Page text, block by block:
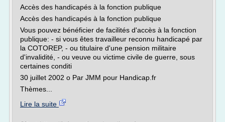
Accès des handicapés à la fonction publique
Accès des handicapés à la fonction publique
Vous pouvez bénéficier de facilités d'accès à la fonction
publique: - si vous êtes travailleur reconnu handicapé par
la COTOREP, - ou titulaire d'une pension militaire
d'invalidité, - ou veuve ou victime civile de guerre, sous
certaines conditi
30 juillet 2002 o Par JMM pour Handicap.fr
Thèmes...
Lire la suite